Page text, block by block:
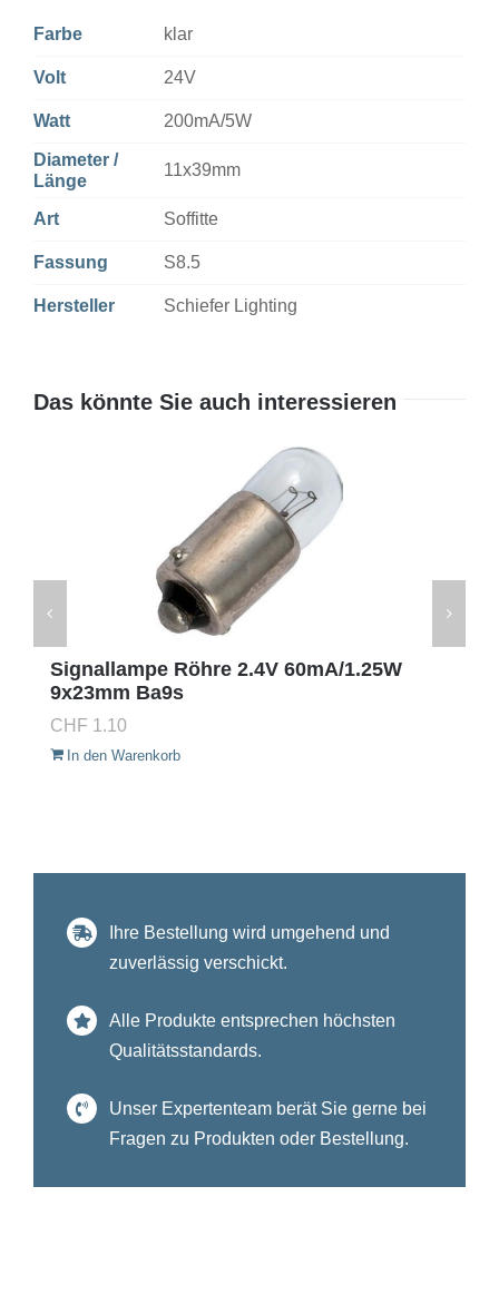
Farbe klar
Volt 24V
Watt 200mA/5W
Diameter /
Länge
11x39mm
Art Soffitte
Fassung S8.5
Hersteller Schiefer Lighting
Das könnte Sie auch interessieren
Signallampe Röhre 2.4V 60mA/1.25W
9x23mm Ba9s
CHF 1.10
In den Warenkorb
Ihre Bestellung wird umgehend und
zuverlässig verschickt.
Alle Produkte entsprechen höchsten
Qualitätsstandards.
Unser Expertenteam berät Sie gerne bei
Fragen zu Produkten oder Bestellung.